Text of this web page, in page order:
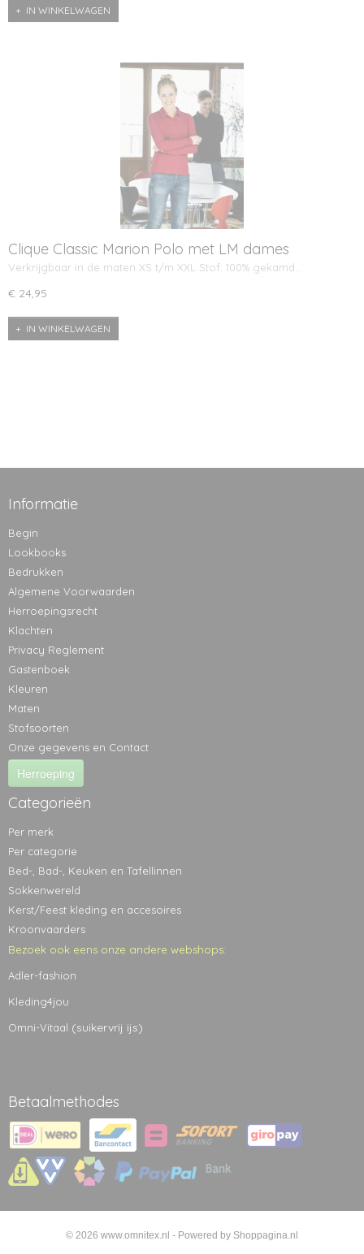
IN WINKELWAGEN
Clique Classic Marion Polo met LM dames
Verkrijgbaar in de maten XS t/m XXL Stof: 100% gekamd…
€ 24,95
IN WINKELWAGEN
Informatie
Begin
Lookbooks
Bedrukken
Algemene Voorwaarden
Herroepingsrecht
Klachten
Privacy Reglement
Gastenboek
Kleuren
Maten
Stofsoorten
Onze gegevens en Contact
Herroeping
Categorieën
Per merk
Per categorie
Bed-, Bad-, Keuken en Tafellinnen
Sokkenwereld
Kerst/Feest kleding en accesoires
Kroonvaarders
Bezoek ook eens onze andere webshops:
Adler-fashion
Kleding4jou
Omni-Vitaal (suikervrij ijs)
Betaalmethodes
© 2026 www.omnitex.nl - Powered by Shoppagina.nl